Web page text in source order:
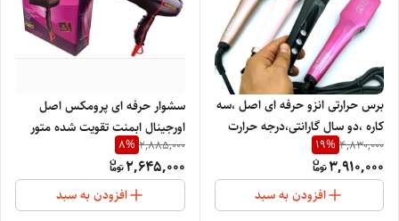
برس حرارتی انزو حرفه ای اصل ،سه
کاره ،دو سال گارانتی،درجه حرارت
985،سالنی و شخصی EN-4101
4,830,000
19%
3,910,000
افزودن به سبد
سشوار حرفه ای پرومکس اصل
اورجینال ابمنت تقویت شده متور
ACسیم پیچی
2,885,000
8%
2,645,000
افزودن به سبد